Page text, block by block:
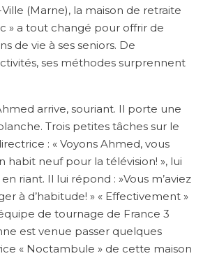
(Marne), la maison de retraite
» a tout changé pour offrir de
de vie à ses seniors. De
ses méthodes surprennent
arrive, souriant. Il porte une
Trois petites tâches sur le
: « Voyons Ahmed, vous
habit neuf pour la télévision! », lui
riant. Il lui répond : »Vous m’aviez
à d’habitude! » « Effectivement »
de tournage de France 3
est venue passer quelques
« Noctambule » de cette maison